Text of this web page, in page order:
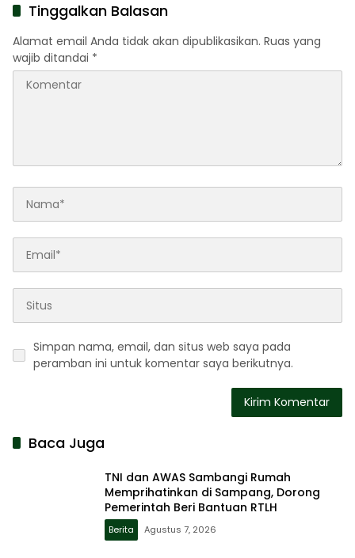
Tinggalkan Balasan
Alamat email Anda tidak akan dipublikasikan. Ruas yang
wajib ditandai *
Simpan nama, email, dan situs web saya pada
peramban ini untuk komentar saya berikutnya.
Baca Juga
TNI dan AWAS Sambangi Rumah
Memprihatinkan di Sampang, Dorong
Pemerintah Beri Bantuan RTLH
Berita Agustus 7, 2026